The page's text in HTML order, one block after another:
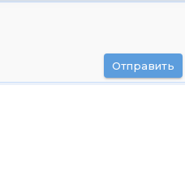
Отправить